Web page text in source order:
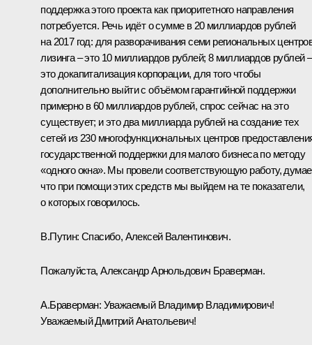
поддержка этого проекта как приоритетного направления
потребуется. Речь идёт о сумме в 20 миллиардов рублей
на 2017 год: для разворачивания семи региональных
лизинга – это 10 миллиардов рублей; 8 миллиардов рублей –
это докапитализация корпорации, для того чтобы
дополнительно выйти с объёмом гарантийной поддержки
примерно в 60 миллиардов рублей, спрос сейчас на это
существует; и это два миллиарда рублей на создание тех
сетей из 230 многофункциональных центров
государственной поддержки для малого бизнеса по методу
«одного окна». Мы провели соответствующую работу,
что при помощи этих средств мы выйдем на те показатели,
о которых говорилось.
В.Путин: Спасибо, Алексей Валентинович.
Пожалуйста, Александр Арнольдович Браверман.
А.Браверман: Уважаемый Владимир Владимирович!
Уважаемый Дмитрий Анатольевич!